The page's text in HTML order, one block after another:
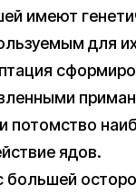
имеют
для
потомство
ядов.
большей